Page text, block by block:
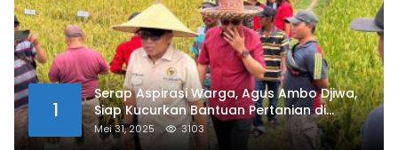
1
Serap Aspirasi Warga, Agus Ambo Djiwa,
Siap Kucurkan Bantuan Pertanian di
Kalukku
Mei 31, 2025 3103